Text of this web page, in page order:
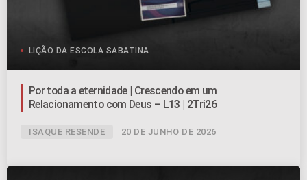
LIÇÃO DA ESCOLA SABATINA
Por toda a eternidade | Crescendo em um
Relacionamento com Deus – L13 | 2Tri26
ISAQUE RESENDE 20 DE JUNHO DE 2026